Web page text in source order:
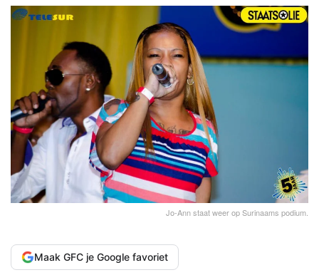
Jo-Ann staat weer op Surinaams podium.
Maak GFC je Google favoriet